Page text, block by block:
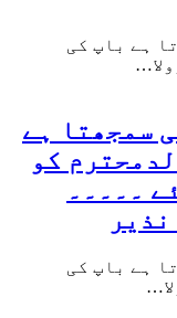
ہے باپ کی
سمجھتا ہے
کو
۔۔۔۔۔
ہے باپ کی